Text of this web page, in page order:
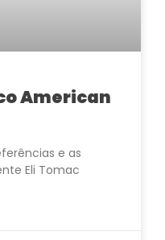
American
e as
Eli Tomac